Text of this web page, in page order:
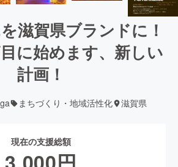
滋賀県ブランドに！
に始めます、新しい
計画！
まちづくり・地域活性化 滋賀県
現在の支援総額